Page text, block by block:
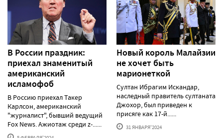
В России праздник:
приехал знаменитый
американский
исламофоб
В Россию приехал Такер
Карлсон, американский
"журналист", бывший ведущий
Fox News. Ажиотаж среди z-......
Новый король Малайзии
не хочет быть
марионеткой
Султан Ибрагим Искандар,
наследный правитель султаната
Джохор, был приведен к
присяге как 17-й......
31 ЯНВАРЯ'2024